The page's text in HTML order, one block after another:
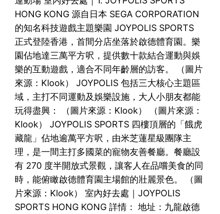
HONG KONG 源自日本 SEGA CORPORATION
的知名科技遊戲主題樂園 JOYPOLIS SPORTS
正式登陸香港，首間分店坐落於啟德體育園。樂
園佔地達三萬平方呎，提供數十款結合運動與娛
樂的互動遊戲，適合不同年齡層的訪客。 （圖片
來源：Klook） JOYPOLIS 包括三大核心主題區
域，主打不同運動及娛樂設施，大人小朋友都能
玩得盡興： （圖片來源：Klook） （圖片來源：
Klook） JOYPOLIS SPORTS 四樓頂層的「餓虎
藏龍」佔地逾萬平方呎，由米芝蓮星級團隊主
理，是一間主打多國菜的寵物友善餐廳。餐廳設
有 270 度半開放式景觀，讓客人在品嚐美食的同
時，能俯瞰啟德體育園主場館的壯麗景色。 （圖
片來源：Klook） 室內好去處｜JOYPOLIS
SPORTS HONG KONG 詳情： 地址：九龍啟德